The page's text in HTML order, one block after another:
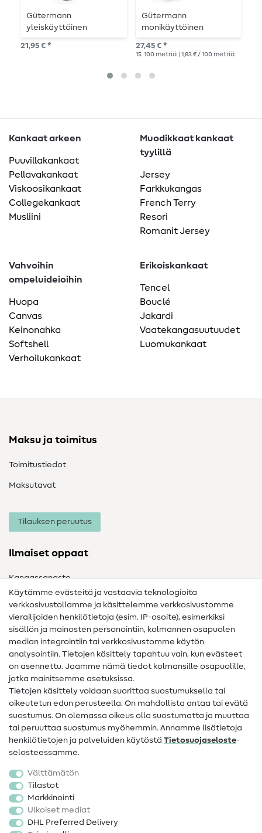
Gütermann
yleiskäyttöinen
ompelulankasetti
Fashion - 8 x 100m
21,95 € *
Gütermann
monikäyttöinen
ompelusetti neutraali 6
x 250m
27,45 € *
15 100 metriä | 1,83 € / 100 metriä
Kankaat arkeen
Puuvillakankaat
Pellavakankaat
Viskoosikankaat
Collegekankaat
Musliini
Muodikkaat kankaat
tyylillä
Jersey
Farkkukangas
French Terry
Resori
Romanit Jersey
Vahvoihin
ompeluideioihin
Huopa
Canvas
Keinonahka
Softshell
Verhoilukankaat
Erikoiskankaat
Tencel
Bouclé
Jakardi
Vaatekangasuutuudet
Luomukankaat
Maksu ja toimitus
Toimitustiedot
Maksutavat
Tilauksen peruutus
Ilmaiset oppaat
Kangassanasto
Ompelusanasto
Ompeluohjeet
Apua ja yhteystiedot
Yhteystiedot
Tietoa omistajanvaihdoksesta
FAQ
Peruutusoikeus
Suosittu
Kankaat
Ompelutarvikkeet
Ale
Käytämme evästeitä ja vastaavia teknologioita
verkkosivustollamme ja käsittelemme verkkosivustomme
vierailijoiden henkilötietoja (esim. IP-osoite), esimerkiksi
sisällön ja mainosten personointiin, kolmannen osapuolen
median integrointiin tai verkkosivustomme käytön
analysointiin. Tietojen käsittely tapahtuu vain, kun evästeet
on asennettu. Jaamme nämä tiedot kolmansille osapuolille,
jotka mainitsemme asetuksissa.
Tietojen käsittely voidaan suorittaa suostumuksella tai
oikeutetun edun perusteella. On mahdollista antaa tai evätä
suostumus. On olemassa oikeus olla suostumatta ja muuttaa
tai peruuttaa suostumus myöhemmin. Annamme lisätietoja
henkilötietojen ja palveluiden käytöstä Tietosuojaseloste-
selosteessamme.
Välttämätön
Tilastot
Markkinointi
Ulkoiset mediat
DHL Preferred Delivery